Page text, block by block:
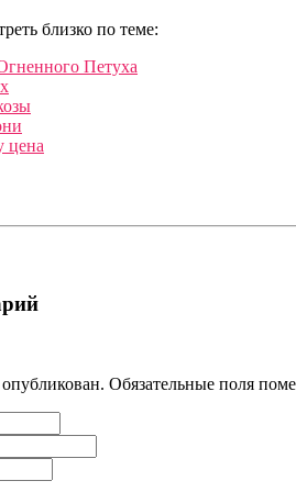
близко по теме:
Петуха
цена
Обязательные поля